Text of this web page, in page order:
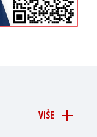
VIŠE